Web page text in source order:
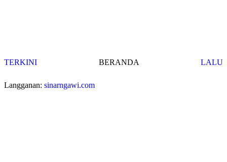
TERKINI LALU
BERANDA
Langganan: sinarngawi.com